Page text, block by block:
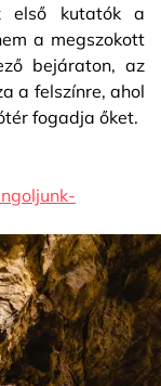
első kutatók a
a megszokott
bejáraton, az
a felszínre, ahol
fogadja őket.